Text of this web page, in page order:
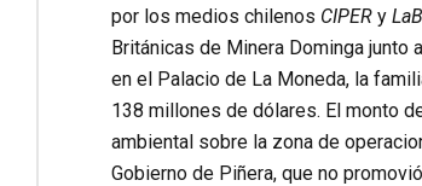
por los medios chilenos CIPER y
Británicas de Minera Dominga junto
en el Palacio de La Moneda, la
138 millones de dólares. El monto
ambiental sobre la zona de
Gobierno de Piñera, que no